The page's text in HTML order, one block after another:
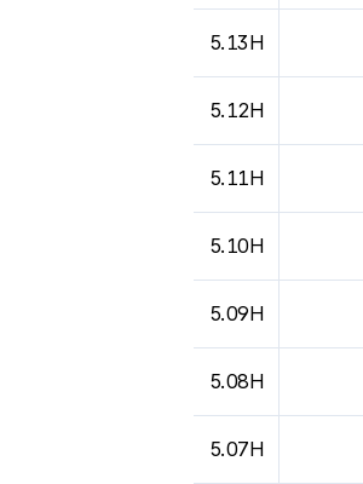
5.13H
5.12H
5.11H
5.10H
5.09H
5.08H
5.07H